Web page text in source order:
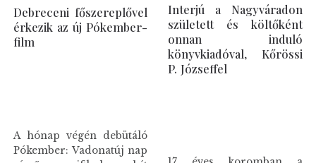
Debreceni főszereplővel
érkezik az új Pókember-
film
A hónap végén debütáló
Pókember: Vadonatúj nap
Interjú a Nagyváradon
született és költőként
onnan induló
könyvkiadóval, Kőrössi
P. Józseffel